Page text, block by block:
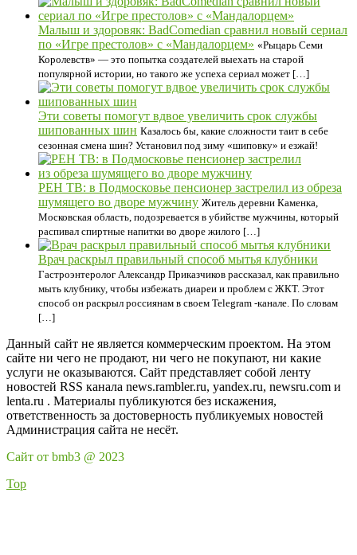
Малыш и здоровяк: BadComedian сравнил новый сериал
по «Игре престолов» с «Мандалорцем» «Рыцарь Семи
Королевств» — это попытка создателей выехать на старой
популярной истории, но такого же успеха сериал может […]
Эти советы помогут вдвое увеличить срок службы
шипованных шин Казалось бы, какие сложности таит в себе
сезонная смена шин? Установил под зиму «шиповку» и езжай!
РЕН ТВ: в Подмосковье пенсионер застрелил из обреза
шумящего во дворе мужчину Житель деревни Каменка,
Московская область, подозревается в убийстве мужчины, который
распивал спиртные напитки во дворе жилого […]
Врач раскрыл правильный способ мытья клубники
Гастроэнтеролог Александр Приказчиков рассказал, как правильно
мыть клубнику, чтобы избежать диареи и проблем с ЖКТ. Этот
способ он раскрыл россиянам в своем Telegram -канале. По словам
[…]
Данный сайт не является коммерческим проектом. На этом
сайте ни чего не продают, ни чего не покупают, ни какие
услуги не оказываются. Сайт представляет собой ленту
новостей RSS канала news.rambler.ru, yandex.ru, newsru.com и
lenta.ru . Материалы публикуются без искажения,
ответственность за достоверность публикуемых новостей
Администрация сайта не несёт.
Сайт от bmb3 @ 2023
Top